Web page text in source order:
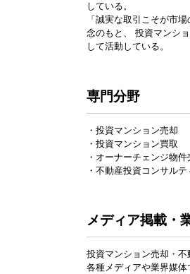
している。
「誠実な取引こそが市
念のもと、 投資マンシ
して活動している。
専門分野
・投資マンション売却
・投資マンション買取
・オーナーチェンジ物件
・不動産投資コンサル
メディア掲載・
投資マンション売却・不
各種メディアや業界媒体